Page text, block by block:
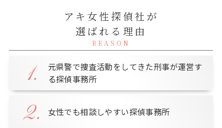
アキ女性探偵社が
選ばれる理由
REASON
1.
元県警で捜査活動をしてきた刑事が運営す
る探偵事務所
2. 女性でも相談しやすい探偵事務所